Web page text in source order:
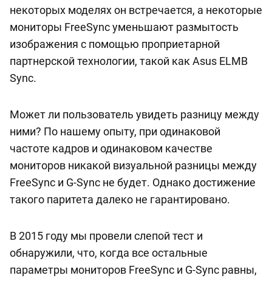
некоторых моделях он встречается, а некоторые
мониторы FreeSync уменьшают размытость
изображения с помощью проприетарной
партнерской технологии, такой как Asus ELMB
Sync.
Может ли пользователь увидеть разницу между
ними? По нашему опыту, при одинаковой
частоте кадров и одинаковом качестве
мониторов никакой визуальной разницы между
FreeSync и G-Sync не будет. Однако достижение
такого паритета далеко не гарантировано.
В 2015 году мы провели слепой тест и
обнаружили, что, когда все остальные
параметры мониторов FreeSync и G-Sync равны,